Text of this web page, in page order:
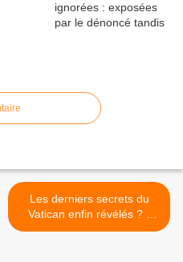
Les derniers secrets du
Vatican enfin révélés ? -
Entretien avec Jean Stiegler